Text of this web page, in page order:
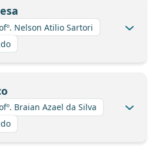
Nelson Atilio Sartori
Braian Azael da Silva